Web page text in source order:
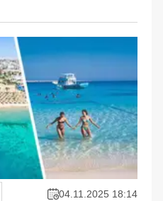
04.11.2025 18:14